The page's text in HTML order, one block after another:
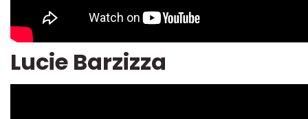
Lucie Barzizza